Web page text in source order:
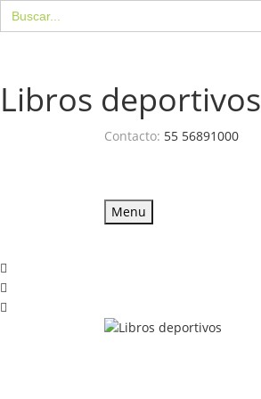
Buscar:
Libros deportivos
Contacto: 55 56891000
Menu